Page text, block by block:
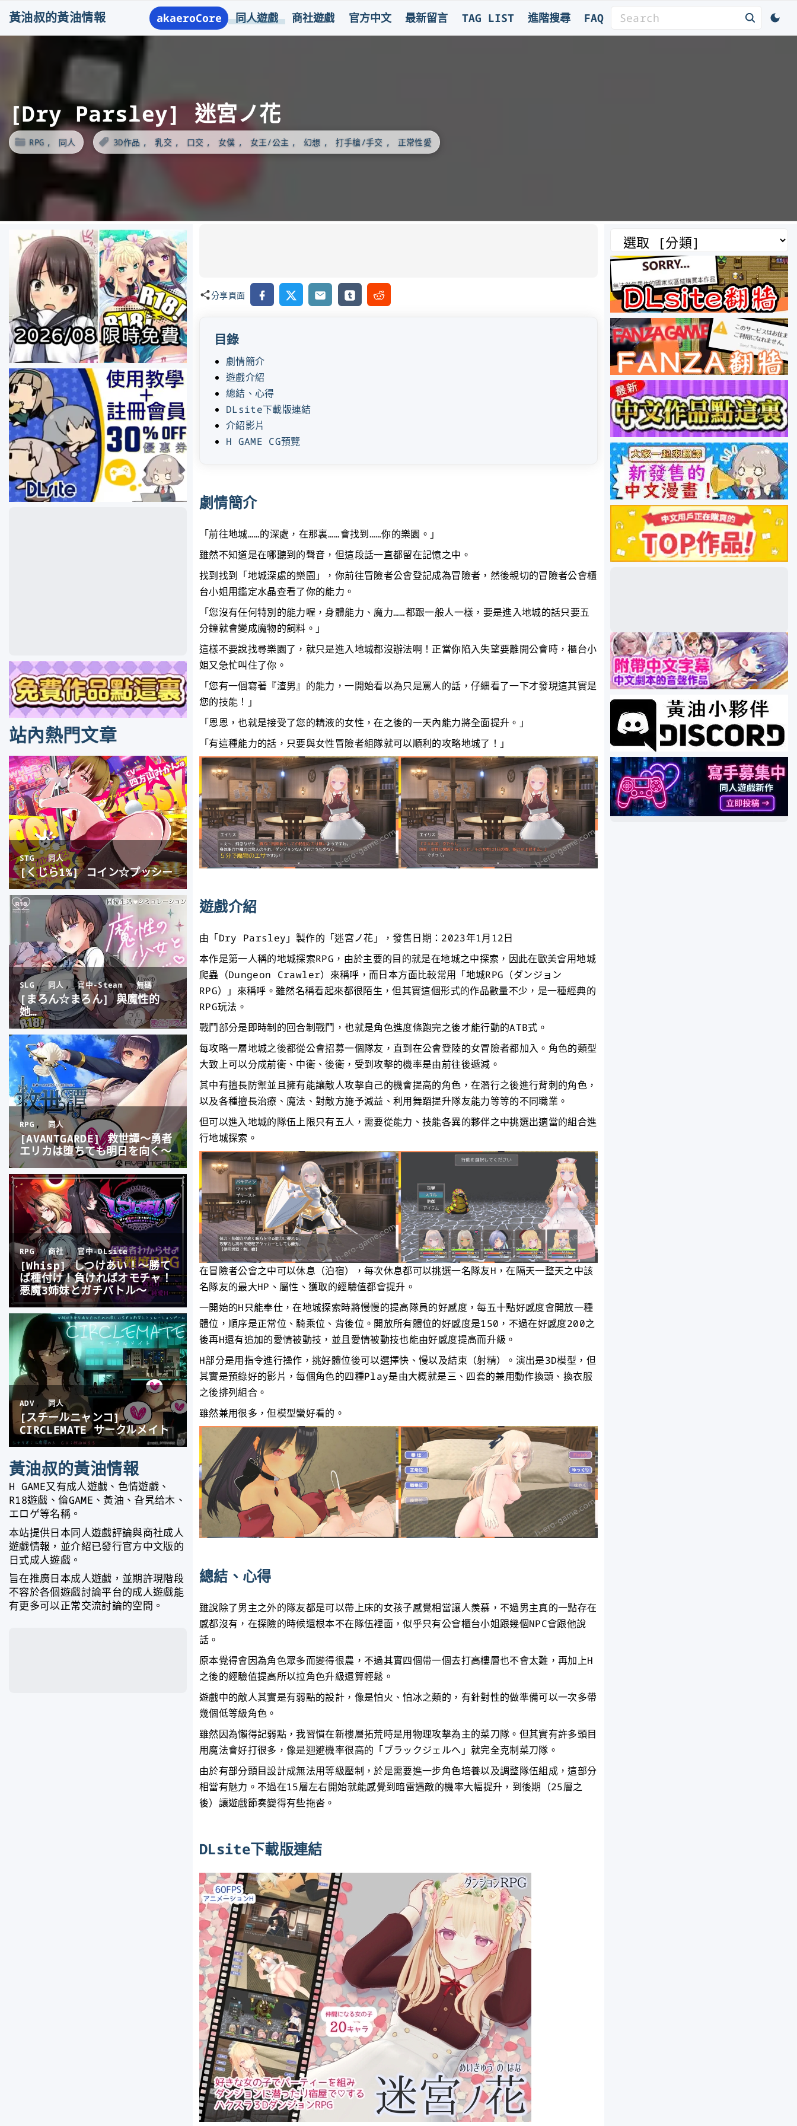
t
黃油叔的黃油情報 akaeroCore 同人遊戲 商社遊戲 官方中文 最新留言 TAG LIST 進階搜尋 FAQ
[Dry Parsley] 迷宮ノ花
RPG 同人 3D作品 乳交 口交 女僕 女王/公主 幻想 打手槍/手交 正常性愛
分享頁面 Facebook
X Email Tumblr Reddit
目錄
劇情簡介
遊戲介紹
總結、心得
DLsite下載版連結
介紹影片
H GAME CG預覽
劇情簡介
「前往地城……的深處，在那裏……會找到……你的樂園。」
雖然不知道是在哪聽到的聲音，但這段話一直都留在記憶之中。
找到找到「地城深處的樂園」，你前往冒險者公會登記成為冒險者，然後親切的冒險者公會櫃
台小姐用鑑定水晶查看了你的能力。
「您沒有任何特別的能力喔，身體能力、魔力……都跟一般人一樣，要是進入地城的話只要五
分鐘就會變成魔物的飼料。」
這樣不要說找尋樂園了，就只是進入地城都沒辦法啊！正當你陷入失望要離開公會時，櫃台小
姐又急忙叫住了你。
「您有一個寫著『渣男』的能力，一開始看以為只是罵人的話，仔細看了一下才發現這其實是
您的技能！」
「恩恩，也就是接受了您的精液的女性，在之後的一天內能力將全面提升。」
「有這種能力的話，只要與女性冒險者組隊就可以順利的攻略地城了！」
遊戲介紹
由「Dry Parsley」製作的「迷宮ノ花」，發售日期：2023年1月12日
本作是第一人稱的地城探索RPG，由於主要的目的就是在地城之中探索，因此在歐美會用地城
爬蟲（Dungeon Crawler）來稱呼，而日本方面比較常用「地城RPG（ダンジョン
RPG）」來稱呼。雖然名稱看起來都很陌生，但其實這個形式的作品數量不少，是一種經典的
RPG玩法。
戰鬥部分是即時制的回合制戰鬥，也就是角色進度條跑完之後才能行動的ATB式。
每攻略一層地城之後都從公會招募一個隊友，直到在公會登陸的女冒險者都加入。角色的類型
大致上可以分成前衛、中衛、後衛，受到攻擊的機率是由前往後遞減。
其中有擅長防禦並且擁有能讓敵人攻擊自己的機會提高的角色，在潛行之後進行背刺的角色，
以及各種擅長治療、魔法、對敵方施予減益、利用舞蹈提升隊友能力等等的不同職業。
但可以進入地城的隊伍上限只有五人，需要從能力、技能各異的夥伴之中挑選出適當的組合進
行地城探索。
在冒險者公會之中可以休息（泊宿），每次休息都可以挑選一名隊友H，在隔天一整天之中該
名隊友的最大HP、屬性、獲取的經驗值都會提升。
一開始的H只能奉仕，在地城探索時將慢慢的提高隊員的好感度，每五十點好感度會開放一種
體位，順序是正常位、騎乘位、背後位。開放所有體位的好感度是150，不過在好感度200之
後再H還有追加的愛情被動技，並且愛情被動技也能由好感度提高而升級。
H部分是用指令進行操作，挑好體位後可以選擇快、慢以及結束（射精）。演出是3D模型，但
其實是預錄好的影片，每個角色的四種Play是由大概就是三、四套的兼用動作換頭、換衣服
之後排列組合。
雖然兼用很多，但模型蠻好看的。
總結、心得
雖說除了男主之外的隊友都是可以帶上床的女孩子感覺相當讓人羨慕，不過男主真的一點存在
感都沒有，在探險的時候還根本不在隊伍裡面，似乎只有公會櫃台小姐跟幾個NPC會跟他說
話。
原本覺得會因為角色眾多而變得很農，不過其實四個帶一個去打高樓層也不會太難，再加上H
之後的經驗值提高所以拉角色升級還算輕鬆。
遊戲中的敵人其實是有弱點的設計，像是怕火、怕冰之類的，有針對性的做準備可以一次多帶
幾個低等級角色。
雖然因為懶得記弱點，我習慣在新樓層拓荒時是用物理攻擊為主的菜刀隊。但其實有許多頭目
用魔法會好打很多，像是迴避機率很高的「ブラックジェルへ」就完全克制菜刀隊。
由於有部分頭目設計成無法用等級壓制，於是需要進一步角色培養以及調整隊伍組成，這部分
相當有魅力。不過在15層左右開始就能感覺到暗雷遇敵的機率大幅提升，到後期（25層之
後）讓遊戲節奏變得有些拖沓。
DLsite下載版連結
類
站內熱門文章
黃油叔的黃油情報
H GAME又有成人遊戲、色情遊戲、
R18遊戲、倫GAME、黃油、旮旯给木、
エロゲ等名稱。
本站提供日本同人遊戲評論與商社成人
遊戲情報，並介紹已發行官方中文版的
日式成人遊戲。
旨在推廣日本成人遊戲，並期許現階段
不容於各個遊戲討論平台的成人遊戲能
有更多可以正常交流討論的空間。